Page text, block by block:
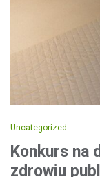
Uncategorized
Konkurs na
zdrowiu